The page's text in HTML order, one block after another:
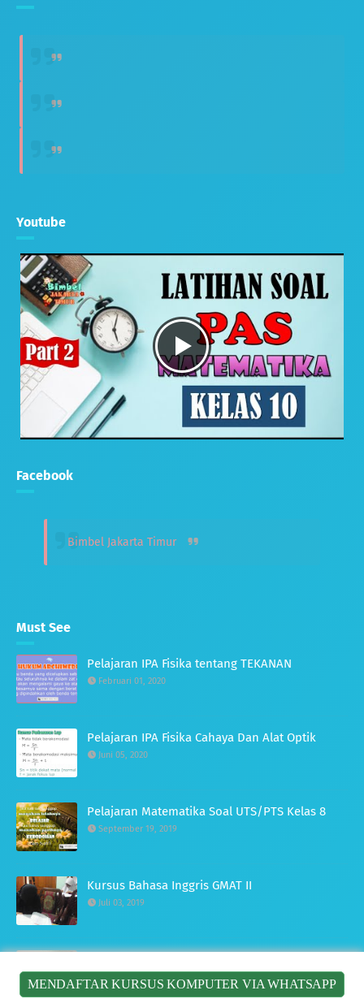
MENDAFTAR KURSUS KOMPUTER VIA WHATSAPP
Youtube
Facebook
Bimbel Jakarta Timur
Must See
Pelajaran IPA Fisika tentang TEKANAN
Februari 01, 2020
Pelajaran IPA Fisika Cahaya Dan Alat Optik
Juni 05, 2020
Pelajaran Matematika Soal UTS/PTS Kelas 8
September 19, 2019
Kursus Bahasa Inggris GMAT II
Juli 03, 2019